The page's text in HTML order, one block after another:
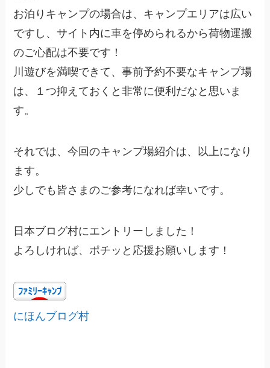
お泊りキャンプの場合は、キャンプエリアは広い
ですし、サイト内に車を停められるから荷物運搬
のご心配は不要です！
川遊びを満喫できて、事前予約不要なキャンプ場
は、１つ抑えておくと非常に便利だなと思いま
す。
それでは、今回のキャンプ場紹介は、以上になり
ます。
少しでも皆さまのご参考になれば幸いです。
日本ブログ村にエントリーしました！
よろしければ、ポチッと応援お願いします！
にほんブログ村